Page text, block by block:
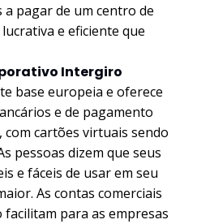
pagar de um centro de
e eficiente que
Intergiro
base europeia e oferece
e de pagamento
com cartões virtuais sendo
pessoas dizem que seus
e fáceis de usar em seu
As contas comerciais
para as empresas